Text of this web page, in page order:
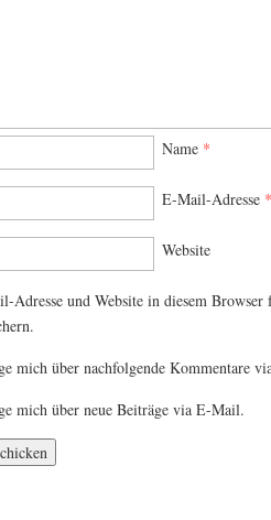
Name *
E-Mail-Adresse *
Website
Adresse und Website in diesem Browser
mich über nachfolgende Kommentare
mich über neue Beiträge via E-Mail.